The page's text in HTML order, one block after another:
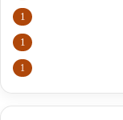
1
1
1